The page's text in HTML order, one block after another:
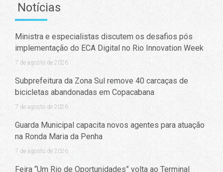
Notícias
Ministra e especialistas discutem os desafios pós
implementação do ECA Digital no Rio Innovation Week
7 de agosto de 2026
Subprefeitura da Zona Sul remove 40 carcaças de
bicicletas abandonadas em Copacabana
7 de agosto de 2026
Guarda Municipal capacita novos agentes para atuação
na Ronda Maria da Penha
7 de agosto de 2026
Feira “Um Rio de Oportunidades” volta ao Terminal